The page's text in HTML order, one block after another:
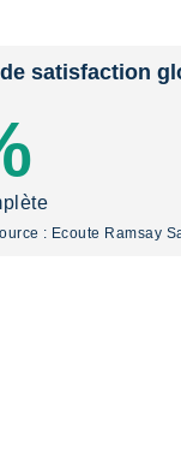
satisfaction
: Ecoute Ramsay